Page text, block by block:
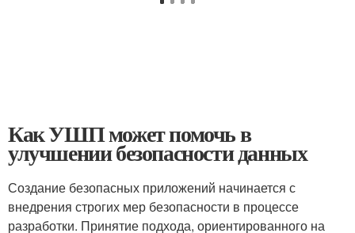
Как УШП может помочь в
улучшении безопасности данных
Создание безопасных приложений начинается с
внедрения строгих мер безопасности в процессе
разработки. Принятие подхода, ориентированного на